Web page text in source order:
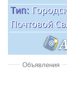
Объявления